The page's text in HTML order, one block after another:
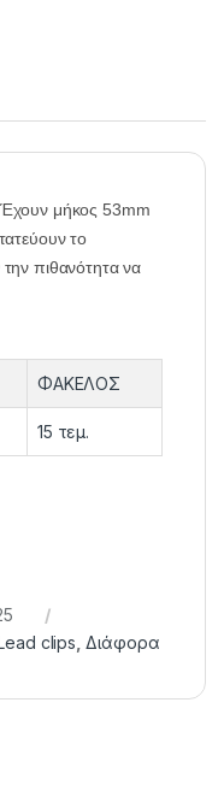
μήκος 53mm
το
πιθανότητα να
ΦΑΚΕΛΟΣ
15 τεμ.
clips Διάφορα